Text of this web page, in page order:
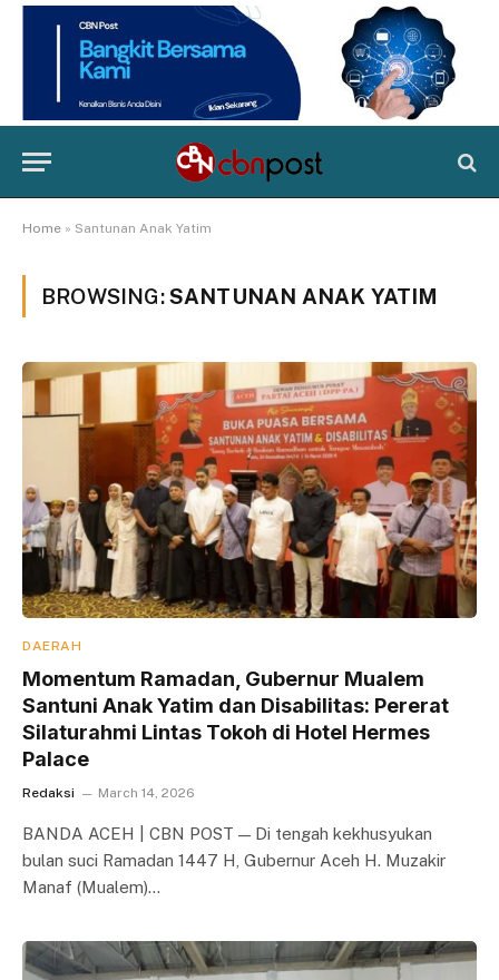
Home » Santunan Anak Yatim
BROWSING:SANTUNAN ANAK YATIM
DAERAH
Momentum Ramadan, Gubernur Mualem
Santuni Anak Yatim dan Disabilitas: Pererat
Silaturahmi Lintas Tokoh di Hotel Hermes
Palace
Redaksi March 14, 2026
BANDA ACEH | CBN POST — Di tengah kekhusyukan
bulan suci Ramadan 1447 H, Gubernur Aceh H. Muzakir
Manaf (Mualem)…